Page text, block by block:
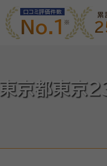
口コミ評価件数
No.1
累
東京都東京